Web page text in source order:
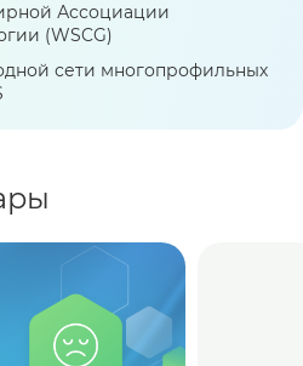
Ассоциации
(WSCG)
сети многопрофильных